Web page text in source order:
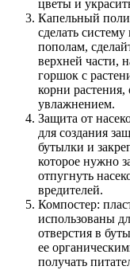
цветы и
Капельный
сделать
пополам,
верхней части,
горшок с
корни
увлажнением.
Защита от
для создания
бутылки и
которое нужно
отпугнуть
вредителей.
Компостер:
использованы
отверстия в
ее
получать